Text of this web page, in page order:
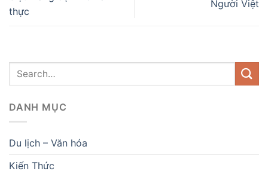
thực
Người Việt
DANH MỤC
Du lịch – Văn hóa
Kiến Thức